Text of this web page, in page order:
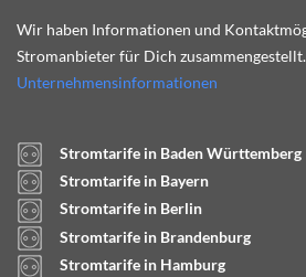
Wir haben Informationen und
Stromanbieter für Dich zusammengestellt.
Unternehmensinformationen
Stromtarife in Baden Württemberg
Stromtarife in Bayern
Stromtarife in Berlin
Stromtarife in Brandenburg
Stromtarife in Hamburg